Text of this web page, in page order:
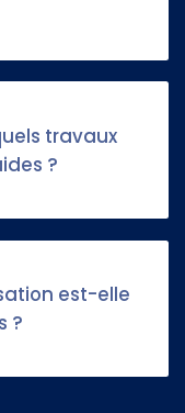
travaux
?
est-elle
?